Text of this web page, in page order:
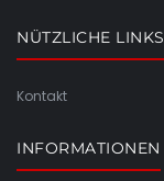
NÜTZLICHE LINKS
Kontakt
INFORMATIONEN